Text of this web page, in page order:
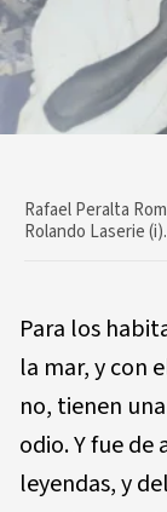
Rafael Peralta
Rolando Laserie (i).
Para los
la mar, y con
no, tienen
odio. Y fue de
leyendas, y